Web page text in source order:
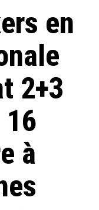
en
2+3
à